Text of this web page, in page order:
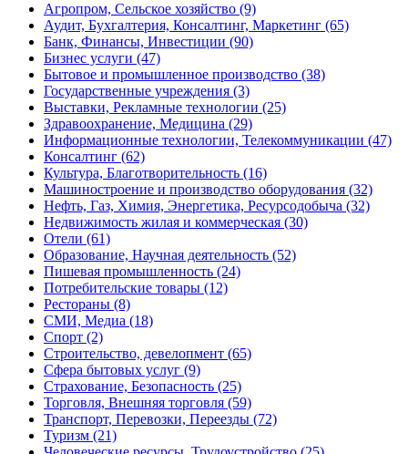
Агропром, Сельское хозяйство (9)
Аудит, Бухгалтерия, Консалтинг, Маркетинг (65)
Банк, Финансы, Инвестиции (90)
Бизнес услуги (47)
Бытовое и промышленное производство (38)
Государственные учреждения (3)
Выставки, Рекламные технологии (25)
Здравоохранение, Медицина (29)
Информационные технологии, Телекоммуникации (47)
Консалтинг (62)
Культура, Благотворительность (16)
Машиностроение и производство оборудования (32)
Нефть, Газ, Химия, Энергетика, Ресурсодобыча (32)
Недвижимость жилая и коммерческая (30)
Отели (61)
Образование, Научная деятельность (52)
Пишевая промышленность (24)
Потребительские товары (12)
Рестораны (8)
СМИ, Медиа (18)
Спорт (2)
Строительство, девелопмент (65)
Сфера бытовых услуг (9)
Страхование, Безопасность (25)
Торговля, Внешняя торговля (59)
Транспорт, Перевозки, Переезды (72)
Туризм (21)